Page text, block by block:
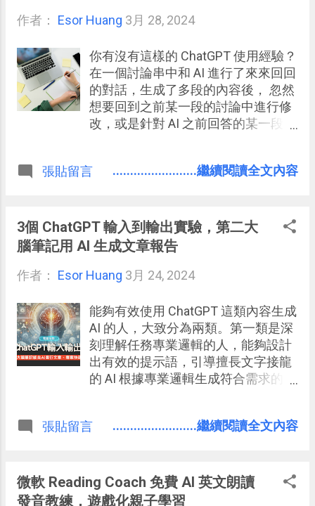
作者： Esor Huang 3月 28, 2024
你有沒有這樣的 ChatGPT 使用經驗？
在一個討論串中和 AI 進行了來來回回
的對話，生成了多段的內容後， 忽然
想要回到之前某一段的討論中進行修
改，或是針對 AI 之前回答的某一段內
AI 回到某一段內容進行修改與調整
更方便解決上述的困擾，
張貼留言 ........................繼續閱讀全文內容
3個 ChatGPT 輸入到輸出實驗，第二大
腦筆記用 AI 生成文章報告
作者： Esor Huang 3月 24, 2024
能夠有效使用 ChatGPT 這類內容生成
AI 的人，大致分為兩類。第一類是深
刻理解任務專業邏輯的人，能夠設計
出有效的提示語，引導擅長文字接龍
的 AI 根據專業邏輯生成符合需求的內
儲存的筆記，可以通過 AI 進行結構化
張貼留言 ........................繼續閱讀全文內容
微軟 Reading Coach 免費 AI 英文朗讀
發音教練，遊戲化親子學習